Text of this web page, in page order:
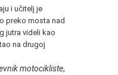
i učitelj je
preko mosta nad
jutra videli kao
na drugoj
motocikliste,